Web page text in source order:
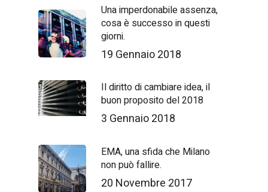
Una imperdonabile assenza,
cosa è successo in questi
giorni.
19 Gennaio 2018
Il diritto di cambiare idea, il
buon proposito del 2018
3 Gennaio 2018
EMA, una sfida che Milano
non può fallire.
20 Novembre 2017